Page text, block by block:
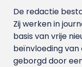
De redactie
Zij werken in
basis van vrije
beïnvloeding van
geborgd door